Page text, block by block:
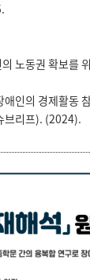
노동권 확보를
인의 경제활동
브리프). (2024).